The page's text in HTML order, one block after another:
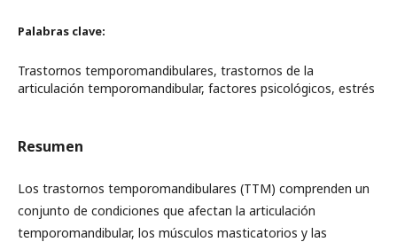
Palabras clave:
Trastornos temporomandibulares, trastornos de la
articulación temporomandibular, factores psicológicos, estrés
Resumen
Los trastornos temporomandibulares (TTM) comprenden un
conjunto de condiciones que afectan la articulación
temporomandibular, los músculos masticatorios y las